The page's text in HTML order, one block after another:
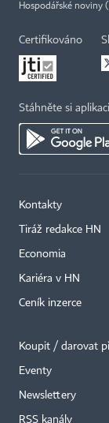
Hospodářské noviny
Certifikováno
Stáhněte si
Kontakty
Tiráž redakce HN
Economia
Kariéra v HN
Ceník inzerce
Koupit / darovat
Eventy
Newslettery
RSS kanály